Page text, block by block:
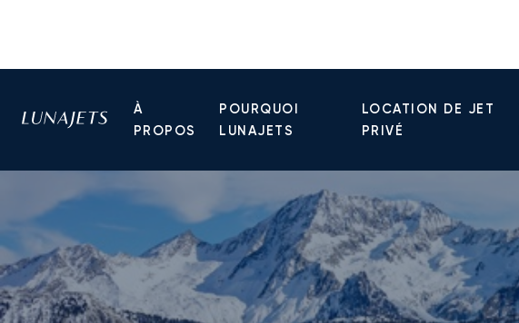
À
PROPOS
POURQUOI
LUNAJETS
LOCATION DE JET
PRIVÉ